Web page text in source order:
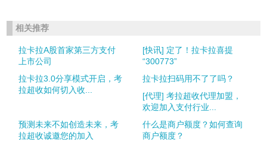
相关推荐
拉卡拉A股首家第三方支付
上市公司
[快讯] 定了！拉卡拉喜提
“300773”
拉卡拉3.0分享模式开启，考
拉超收如何切入收...
拉卡拉扫码用不了了吗？
[代理] 考拉超收代理加盟，
欢迎加入支付行业...
预测未来不如创造未来，考
拉超收诚邀您的加入
什么是商户额度？如何查询
商户额度？